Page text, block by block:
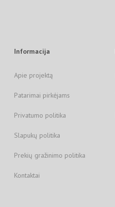
Informacija
Apie projektą
Patarimai pirkėjams
Privatumo politika
Slapukų politika
Prekių gražinimo politika
Kontaktai